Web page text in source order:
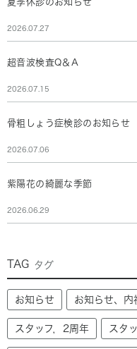
2026.07.27
超音波検査Q＆A
2026.07.15
骨粗しょう症検診のお知らせ
2026.07.06
紫陽花の綺麗な季節
2026.06.29
TAG タグ
お知らせ お知らせ、内
スタッフ，2周年 スタ